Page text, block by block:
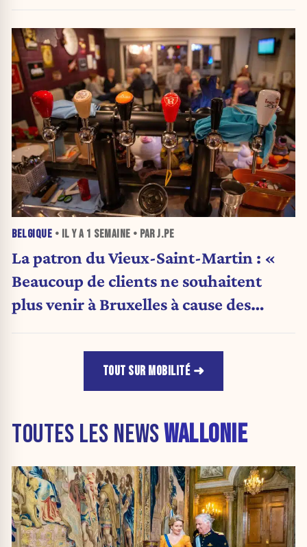
BELGIQUE • IL Y A 1 SEMAINE • PAR J.PE
La patron du Vieux-Saint-Martin : «
Beaucoup de clients ne souhaitent
plus venir à Bruxelles à cause des
propreté. »
TOUT SUR MOBILITÉ
TOUTES LES NEWSWALLONIE